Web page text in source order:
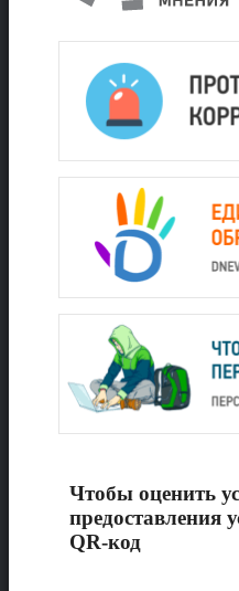
Чтобы оценить
предоставления
QR-код